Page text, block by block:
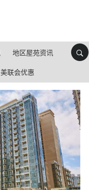
地区屋苑资讯
美联会优惠